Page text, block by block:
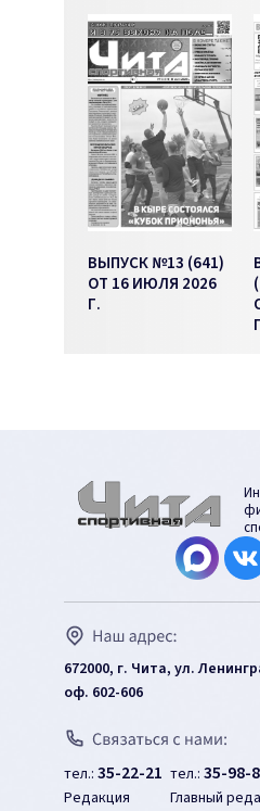
ВЫПУСК №13 (641)
ОТ 16 ИЮЛЯ 2026
Г.
672000, г. Чита, ул.
оф. 602-606
тел.: 35-22-21
Редакция
тел.: 35-98-
Главный